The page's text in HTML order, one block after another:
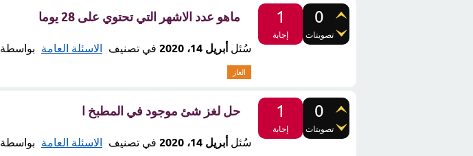
0
تصويتات
1
إجابة
ماهو عدد الاشهر التي تحتوي على 28 يوما
سُئل أبريل 14، 2020 في تصنيف الاسئلة العامة بواسطة
الغاز
0
تصويتات
1
إجابة
حل لغز شئ موجود في المطبخ ا
سُئل أبريل 14، 2020 في تصنيف الاسئلة العامة بواسطة